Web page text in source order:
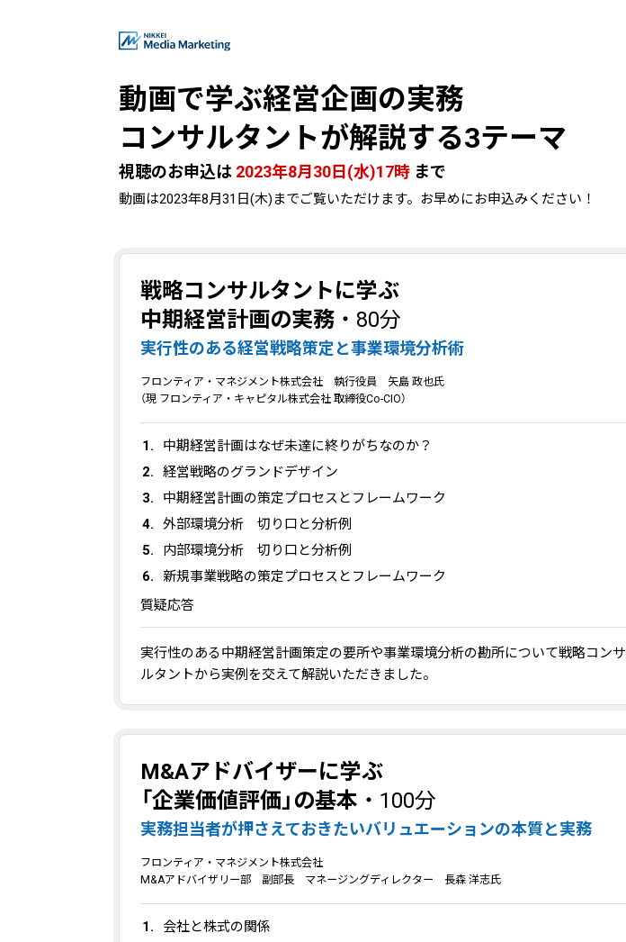
動画で学ぶ経営企画の実務
コンサルタントが解説する3テーマ
視聴のお申込は 2023年8月30日(水)17時 まで
動画は2023年8月31日(木)までご覧いただけます。お早めにお申込みください！
戦略コンサルタントに学ぶ
中期経営計画の実務 ・80分
実行性のある経営戦略策定と事業環境分析術
フロンティア・マネジメント株式会社 執行役員 矢島 政也氏
（現 フロンティア・キャピタル株式会社 取締役Co-CIO）
中期経営計画はなぜ未達に終りがちなのか？
経営戦略のグランドデザイン
中期経営計画の策定プロセスとフレームワーク
外部環境分析 切り口と分析例
内部環境分析 切り口と分析例
新規事業戦略の策定プロセスとフレームワーク
質疑応答
実行性のある中期経営計画策定の要所や事業環境分析の勘所について戦略コンサ
ルタントから実例を交えて解説いただきました。
M&Aアドバイザーに学ぶ
「企業価値評価」の基本 ・100分
実務担当者が押さえておきたいバリュエーションの本質と実務
フロンティア・マネジメント株式会社
M&Aアドバイザリー部 副部長 マネージングディレクター 長森 洋志氏
会社と株式の関係